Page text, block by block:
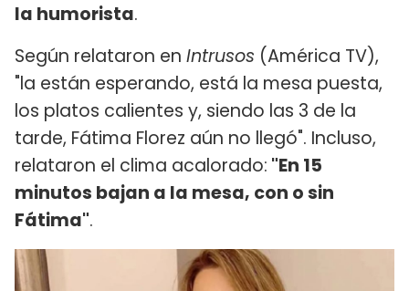
la humorista.
Según relataron en Intrusos (América TV),
"la están esperando, está la mesa puesta,
los platos calientes y, siendo las 3 de la
tarde, Fátima Florez aún no llegó". Incluso,
relataron el clima acalorado: "En 15
minutos bajan a la mesa, con o sin
Fátima".